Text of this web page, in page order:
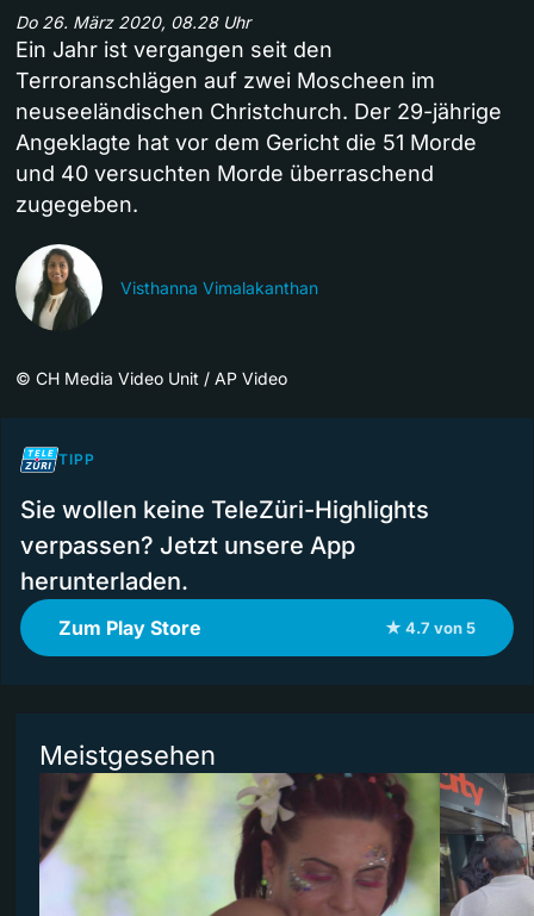
Do 26. März 2020, 08.28 Uhr
Ein Jahr ist vergangen seit den
Terroranschlägen auf zwei Moscheen im
neuseeländischen Christchurch. Der 29-jährige
Angeklagte hat vor dem Gericht die 51 Morde
und 40 versuchten Morde überraschend
zugegeben.
Visthanna Vimalakanthan
© CH Media Video Unit / AP Video
TIPP
Sie wollen keine TeleZüri-Highlights
verpassen? Jetzt unsere App
herunterladen.
Zum Play Store ★ 4.7 von 5
Meistgesehen